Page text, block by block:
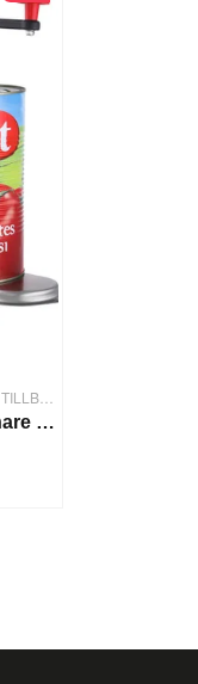
Konservöppnare Bänkfast 63cm